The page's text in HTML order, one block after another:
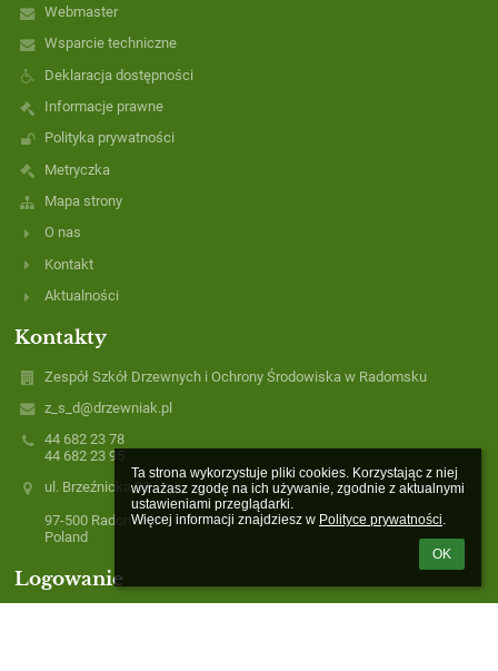
Ta strona wykorzystuje pliki cookies. Korzystając z niej
wyrażasz zgodę na ich używanie, zgodnie z aktualnymi
ustawieniami przeglądarki.
Więcej informacji znajdziesz w Polityce prywatności.
OK
Webmaster
Wsparcie techniczne
Deklaracja dostępności
Informacje prawne
Polityka prywatności
Metryczka
Mapa strony
O nas
Kontakt
Aktualności
Kontakty
Zespół Szkół Drzewnych i Ochrony Środowiska w Radomsku
z_s_d@drzewniak.pl
44 682 23 78
44 682 23 95
ul. Brzeźnicka 22
97-500 Radomsko
Poland
Logowanie